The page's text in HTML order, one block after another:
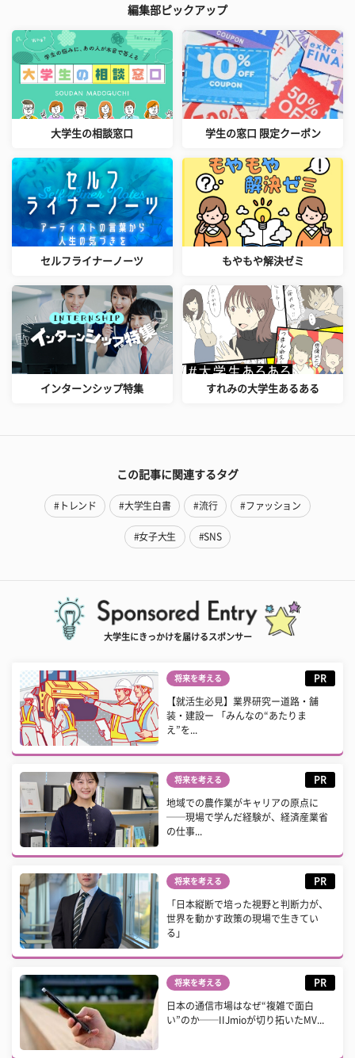
編集部ピックアップ
大学生の相談窓口 学生の窓口 限定クーポン
セルフライナーノーツ もやもや解決ゼミ
インターンシップ特集 すれみの大学生あるある
この記事に関連するタグ
#トレンド #大学生白書 #流行 #ファッション
#女子大生 #SNS
大学生にきっかけを届けるスポンサー
将来を考える PR
【就活生必見】業界研究ー道路・舗
装・建設ー 「みんなの“あたりま
え”を...
将来を考える PR
地域での農作業がキャリアの原点に
──現場で学んだ経験が、経済産業省
の仕事...
将来を考える PR
「日本縦断で培った視野と判断力が、
世界を動かす政策の現場で生きてい
る」
将来を考える PR
日本の通信市場はなぜ“複雑で面白
い”のか──IIJmioが切り拓いたMV...